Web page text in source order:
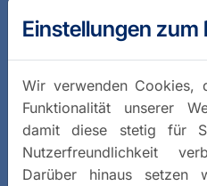
Einstellungen
Wir verwenden Cookies,
Funktionalität unserer
damit diese stetig für
Nutzerfreundlichkeit
Darüber hinaus setzen